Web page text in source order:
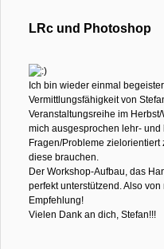
LRc und Photoshop
Ich bin wieder einmal
Vermittlungsfähigkeit von
Veranstaltungsreihe im
mich ausgesprochen lehr-
Fragen/Probleme
diese brauchen.
Der Workshop-Aufbau, das
perfekt unterstützend. Also
Empfehlung!
Vielen Dank an dich, Stefan!!!